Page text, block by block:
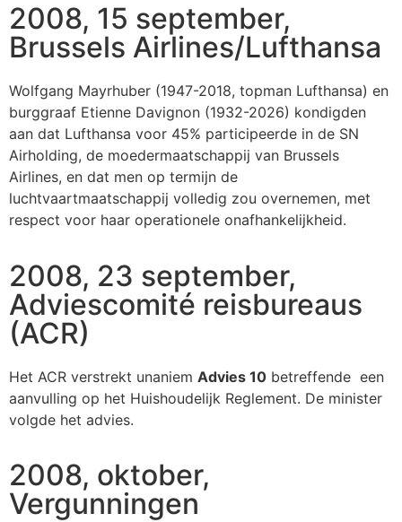
2008, 15 september,
Brussels Airlines/Lufthansa
Wolfgang Mayrhuber (1947-2018, topman Lufthansa) en
burggraaf Etienne Davignon (1932-2026) kondigden
aan dat Lufthansa voor 45% participeerde in de SN
Airholding, de moedermaatschappij van Brussels
Airlines, en dat men op termijn de
luchtvaartmaatschappij volledig zou overnemen, met
respect voor haar operationele onafhankelijkheid.
2008, 23 september,
Adviescomité reisbureaus
(ACR)
Het ACR verstrekt unaniem Advies 10 betreffende een
aanvulling op het Huishoudelijk Reglement. De minister
volgde het advies.
2008, oktober,
Vergunningen